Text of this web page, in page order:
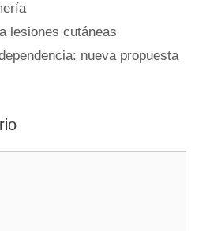
lesiones cutáneas
nueva propuesta